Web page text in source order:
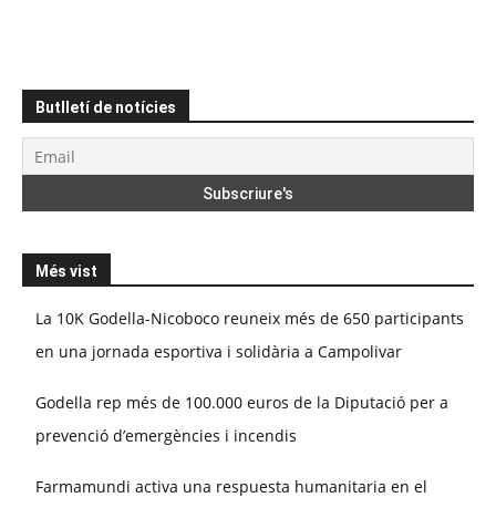
Butlletí de notícies
Més vist
La 10K Godella-Nicoboco reuneix més de 650 participants
en una jornada esportiva i solidària a Campolivar
Godella rep més de 100.000 euros de la Diputació per a
prevenció d’emergències i incendis
Farmamundi activa una respuesta humanitaria en el